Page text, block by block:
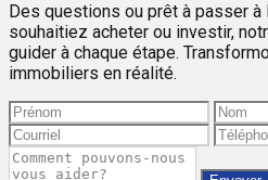
Des questions ou prêt à passer
souhaitiez acheter ou investir,
guider à chaque étape.
immobiliers en réalité.